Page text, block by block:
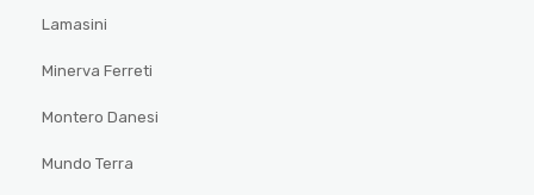
Lamasini
Minerva Ferreti
Montero Danesi
Mundo Terra